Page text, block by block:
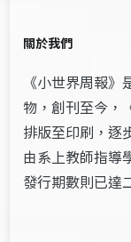
關於我們
《小世界周報
物，創刊至今，
排版至印刷，逐
由系上教師指導
發行期數則已達